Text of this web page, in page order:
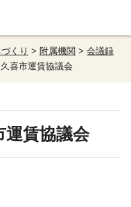
くり > 附属機関 > 会議録
喜市運賃協議会
運賃協議会